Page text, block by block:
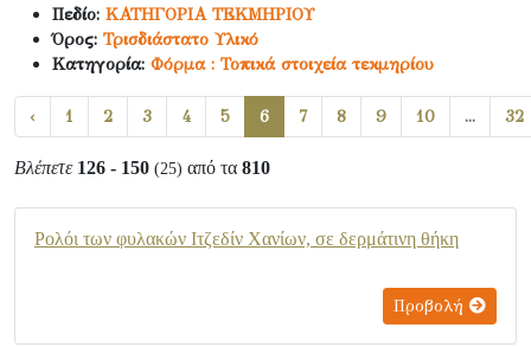
Πεδίο: ΚΑΤΗΓΟΡΙΑ ΤΕΚΜΗΡΙΟΥ
Όρος: Τρισδιάστατο Υλικό
Κατηγορία: Φόρμα : Τοπικά στοιχεία τεκμηρίου
‹ 1 2 3 4 5 6 7 8 9 10 ... 32
Βλέπετε 126 - 150 (25) από τα 810
Ρολόι των φυλακών Ιτζεδίν Χανίων, σε δερμάτινη θήκη
Προβολή